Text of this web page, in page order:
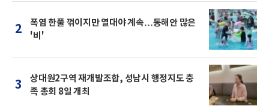
2
폭염 한풀 꺾이지만 열대야 계속…동해안 많은
'비'
3
상대원2구역 재개발조합, 성남시 행정지도 충
족 총회 8일 개최